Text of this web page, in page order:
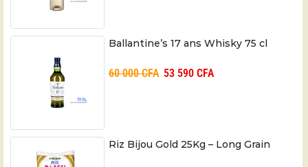
Ballantine’s 17 ans Whisky 75 cl
60 000CFA 53 590 CFA
Riz Bijou Gold 25Kg – Long Grain